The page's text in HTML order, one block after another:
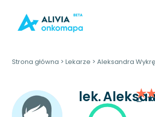
Strona główna > Lekarze > Aleksandra
lek.